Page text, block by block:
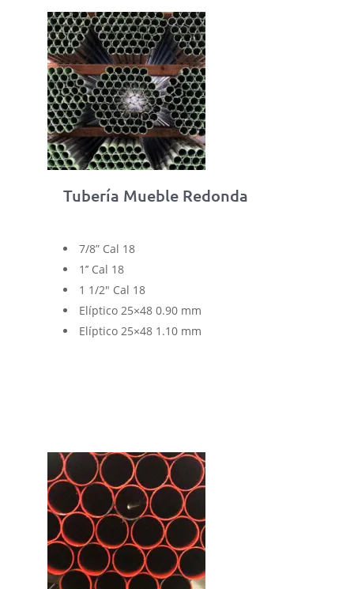
Tubería Mueble Redonda
7/8” Cal 18
1’’ Cal 18
1 1/2″ Cal 18
Elíptico 25×48 0.90 mm
Elíptico 25×48 1.10 mm